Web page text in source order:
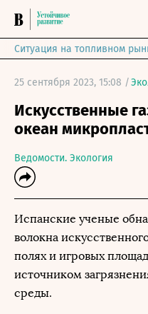
Ситуация на топливном
25 сентября 2023, 15:08 /
Искусственные
океан
Ведомости. Экология
Испанские ученые
волокна
полях и игровых
источником
среды.